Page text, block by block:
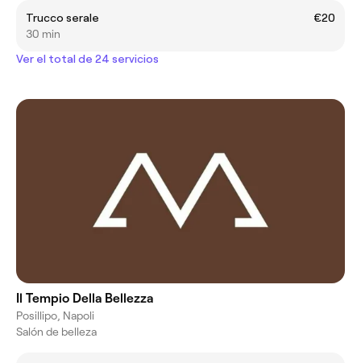
Trucco serale
€20
30 min
Ver el total de 24 servicios
Il Tempio Della Bellezza
Posillipo, Napoli
Salón de belleza